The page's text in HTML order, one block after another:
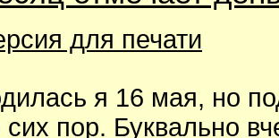
для печати
я 16 мая, но
сих пор. Буквально